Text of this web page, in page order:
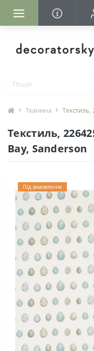
Тканина Текстиль,
Текстиль,
Bay, Sanderson
Під замовлення